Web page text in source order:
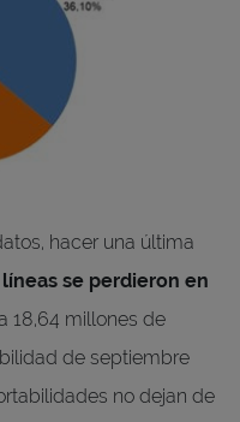
hacer una última
líneas se perdieron en
18,64 millones de
de septiembre
no dejan de